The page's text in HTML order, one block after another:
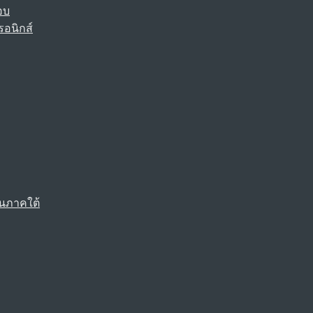
บ
อนิกส์
ภาคใต้